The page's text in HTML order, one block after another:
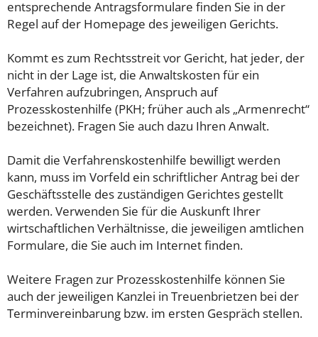
entsprechende Antragsformulare finden Sie in der
Regel auf der Homepage des jeweiligen Gerichts.
Kommt es zum Rechtsstreit vor Gericht, hat jeder, der
nicht in der Lage ist, die Anwaltskosten für ein
Verfahren aufzubringen, Anspruch auf
Prozesskostenhilfe (PKH; früher auch als „Armenrecht“
bezeichnet). Fragen Sie auch dazu Ihren Anwalt.
Damit die Verfahrenskostenhilfe bewilligt werden
kann, muss im Vorfeld ein schriftlicher Antrag bei der
Geschäftsstelle des zuständigen Gerichtes gestellt
werden. Verwenden Sie für die Auskunft Ihrer
wirtschaftlichen Verhältnisse, die jeweiligen amtlichen
Formulare, die Sie auch im Internet finden.
Weitere Fragen zur Prozesskostenhilfe können Sie
auch der jeweiligen Kanzlei in Treuenbrietzen bei der
Terminvereinbarung bzw. im ersten Gespräch stellen.